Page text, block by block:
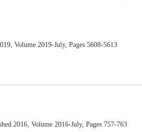
Volume 2019-July, Pages 5608-5613
2016, Volume 2016-July, Pages 757-763